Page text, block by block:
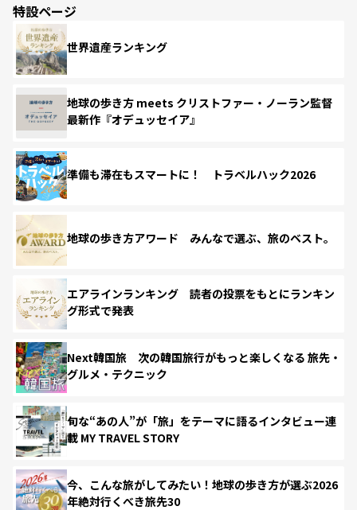
特設ページ
世界遺産ランキング
地球の歩き方 meets クリストファー・ノーラン監督
最新作『オデュッセイア』
準備も滞在もスマートに！ トラベルハック2026
地球の歩き方アワード みんなで選ぶ、旅のベスト。
エアラインランキング 読者の投票をもとにランキン
グ形式で発表
Next韓国旅 次の韓国旅行がもっと楽しくなる 旅先・
グルメ・テクニック
旬な“あの人”が「旅」をテーマに語るインタビュー連
載 MY TRAVEL STORY
今、こんな旅がしてみたい！地球の歩き方が選ぶ2026
年絶対行くべき旅先30